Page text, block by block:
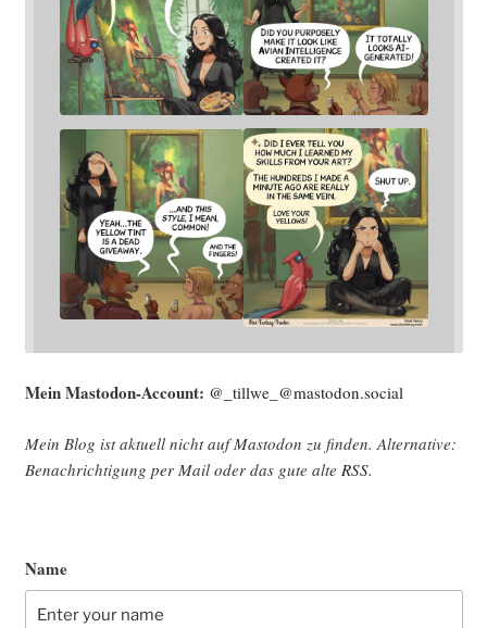
Mein Mast­o­don-Account: @_tillwe_@mastodon.social
Mein Blog ist aktu­ell nicht auf Mast­o­don zu fin­den. Alter­na­ti­ve:
Benach­rich­ti­gung per Mail oder das gute alte RSS.
Name